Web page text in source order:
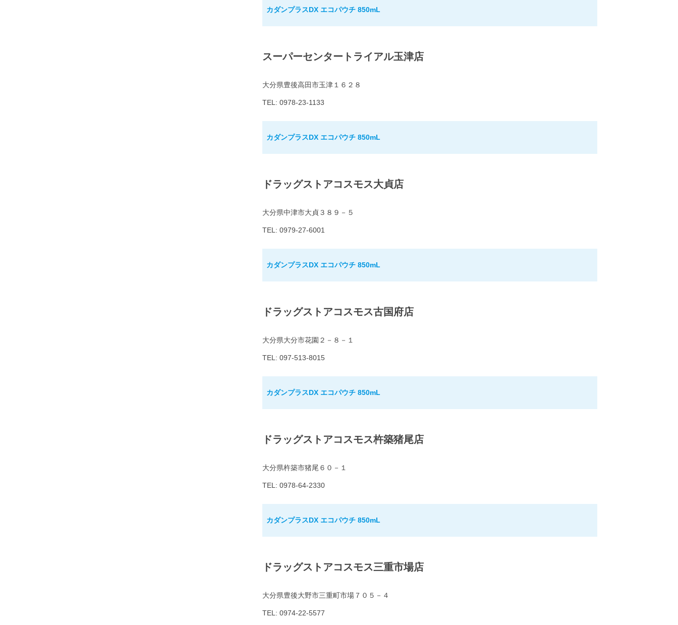
カダンプラスDX エコパウチ 850mL
スーパーセンタートライアル玉津店
大分県豊後高田市玉津１６２８
TEL: 0978-23-1133
カダンプラスDX エコパウチ 850mL
ドラッグストアコスモス大貞店
大分県中津市大貞３８９－５
TEL: 0979-27-6001
カダンプラスDX エコパウチ 850mL
ドラッグストアコスモス古国府店
大分県大分市花園２－８－１
TEL: 097-513-8015
カダンプラスDX エコパウチ 850mL
ドラッグストアコスモス杵築猪尾店
大分県杵築市猪尾６０－１
TEL: 0978-64-2330
カダンプラスDX エコパウチ 850mL
ドラッグストアコスモス三重市場店
大分県豊後大野市三重町市場７０５－４
TEL: 0974-22-5577